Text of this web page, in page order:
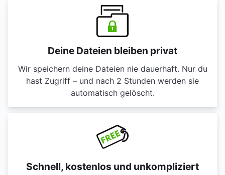
Deine Dateien bleiben privat
Wir speichern deine Dateien nie dauerhaft. Nur du
hast Zugriff – und nach 2 Stunden werden sie
automatisch gelöscht.
Schnell, kostenlos und unkompliziert